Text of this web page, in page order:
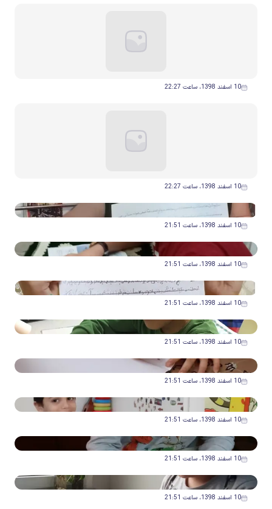
10 اسفند 1398، ساعت 22:27
10 اسفند 1398، ساعت 22:27
10 اسفند 1398، ساعت 21:51
10 اسفند 1398، ساعت 21:51
10 اسفند 1398، ساعت 21:51
10 اسفند 1398، ساعت 21:51
10 اسفند 1398، ساعت 21:51
10 اسفند 1398، ساعت 21:51
10 اسفند 1398، ساعت 21:51
10 اسفند 1398، ساعت 21:51